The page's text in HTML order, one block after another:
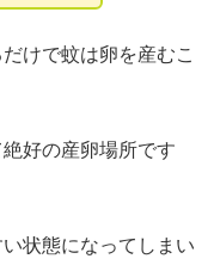
けで蚊は卵を産むこ
好の産卵場所です
状態になってしまい